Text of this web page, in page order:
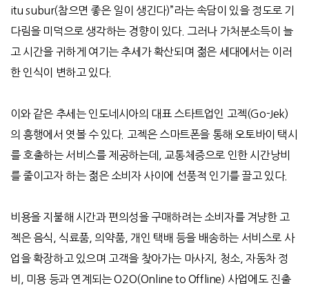
itu subur(참으면 좋은 일이 생긴다)”라는 속담이 있을 정도로 기
다림을 미덕으로 생각하는 경향이 있다. 그러나 가처분소득이 늘
고 시간을 귀하게 여기는 추세가 확산되며 젊은 세대에서는 이러
한 인식이 변하고 있다.
이와 같은 추세는 인도네시아의 대표 스타트업인 고젝(Go-Jek)
의 흥행에서 엿볼 수 있다. 고젝은 스마트폰을 통해 오토바이 택시
를 호출하는 서비스를 제공하는데, 교통체증으로 인한 시간낭비
를 줄이고자 하는 젊은 소비자 사이에 선풍적 인기를 끌고 있다.
비용을 지불해 시간과 편의성을 구매하려는 소비자를 겨냥한 고
젝은 음식, 식료품, 의약품, 개인 택배 등을 배송하는 서비스로 사
업을 확장하고 있으며 고객을 찾아가는 마사지, 청소, 자동차 정
비, 미용 등과 연계되는 O2O(Online to Offline) 사업에도 진출